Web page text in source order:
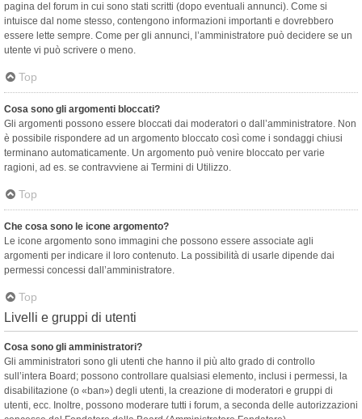
pagina del forum in cui sono stati scritti (dopo eventuali annunci). Come si
intuisce dal nome stesso, contengono informazioni importanti e dovrebbero
essere lette sempre. Come per gli annunci, l’amministratore può decidere se un
utente vi può scrivere o meno.
Top
Cosa sono gli argomenti bloccati?
Gli argomenti possono essere bloccati dai moderatori o dall’amministratore. Non
è possibile rispondere ad un argomento bloccato così come i sondaggi chiusi
terminano automaticamente. Un argomento può venire bloccato per varie
ragioni, ad es. se contravviene ai Termini di Utilizzo.
Top
Che cosa sono le icone argomento?
Le icone argomento sono immagini che possono essere associate agli
argomenti per indicare il loro contenuto. La possibilità di usarle dipende dai
permessi concessi dall’amministratore.
Top
Livelli e gruppi di utenti
Cosa sono gli amministratori?
Gli amministratori sono gli utenti che hanno il più alto grado di controllo
sull’intera Board; possono controllare qualsiasi elemento, inclusi i permessi, la
disabilitazione (o «ban») degli utenti, la creazione di moderatori e gruppi di
utenti, ecc. Inoltre, possono moderare tutti i forum, a seconda delle autorizzazioni